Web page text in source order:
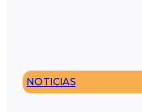
NOTICIAS